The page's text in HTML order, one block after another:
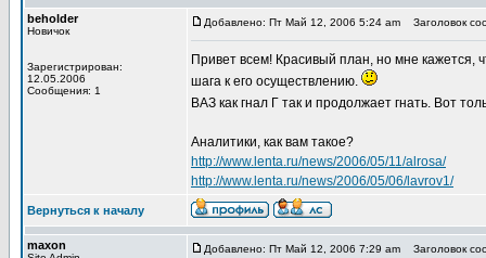
beholder
Новичок
Зарегистрирован:
12.05.2006
Сообщения: 1
Добавлено: Пт Май 12, 2006 5:24 am Заголовок
Привет всем! Красивый план, но мне кажется,
шага к его осуществлению.
ВАЗ как гнал Г так и продолжает гнать. Вот
Аналитики, как вам такое?
http://www.lenta.ru/news/2006/05/11/alrosa/
http://www.lenta.ru/news/2006/05/06/lavrov1/
Вернуться к началу
maxon Добавлено: Пт Май 12, 2006 7:29 am Заголовок